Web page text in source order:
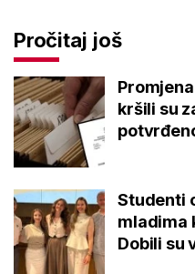
Pročitaj još
kršili su
Studenti
mladima
Dobili su